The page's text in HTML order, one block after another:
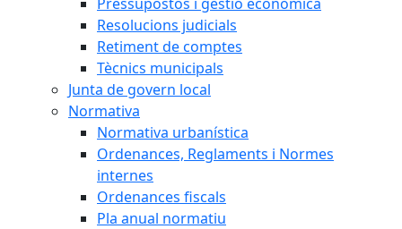
Resolucions judicials
Retiment de comptes
Tècnics municipals
Junta de govern local
Normativa
Normativa urbanística
Ordenances, Reglaments i Normes
internes
Ordenances fiscals
Pla anual normatiu